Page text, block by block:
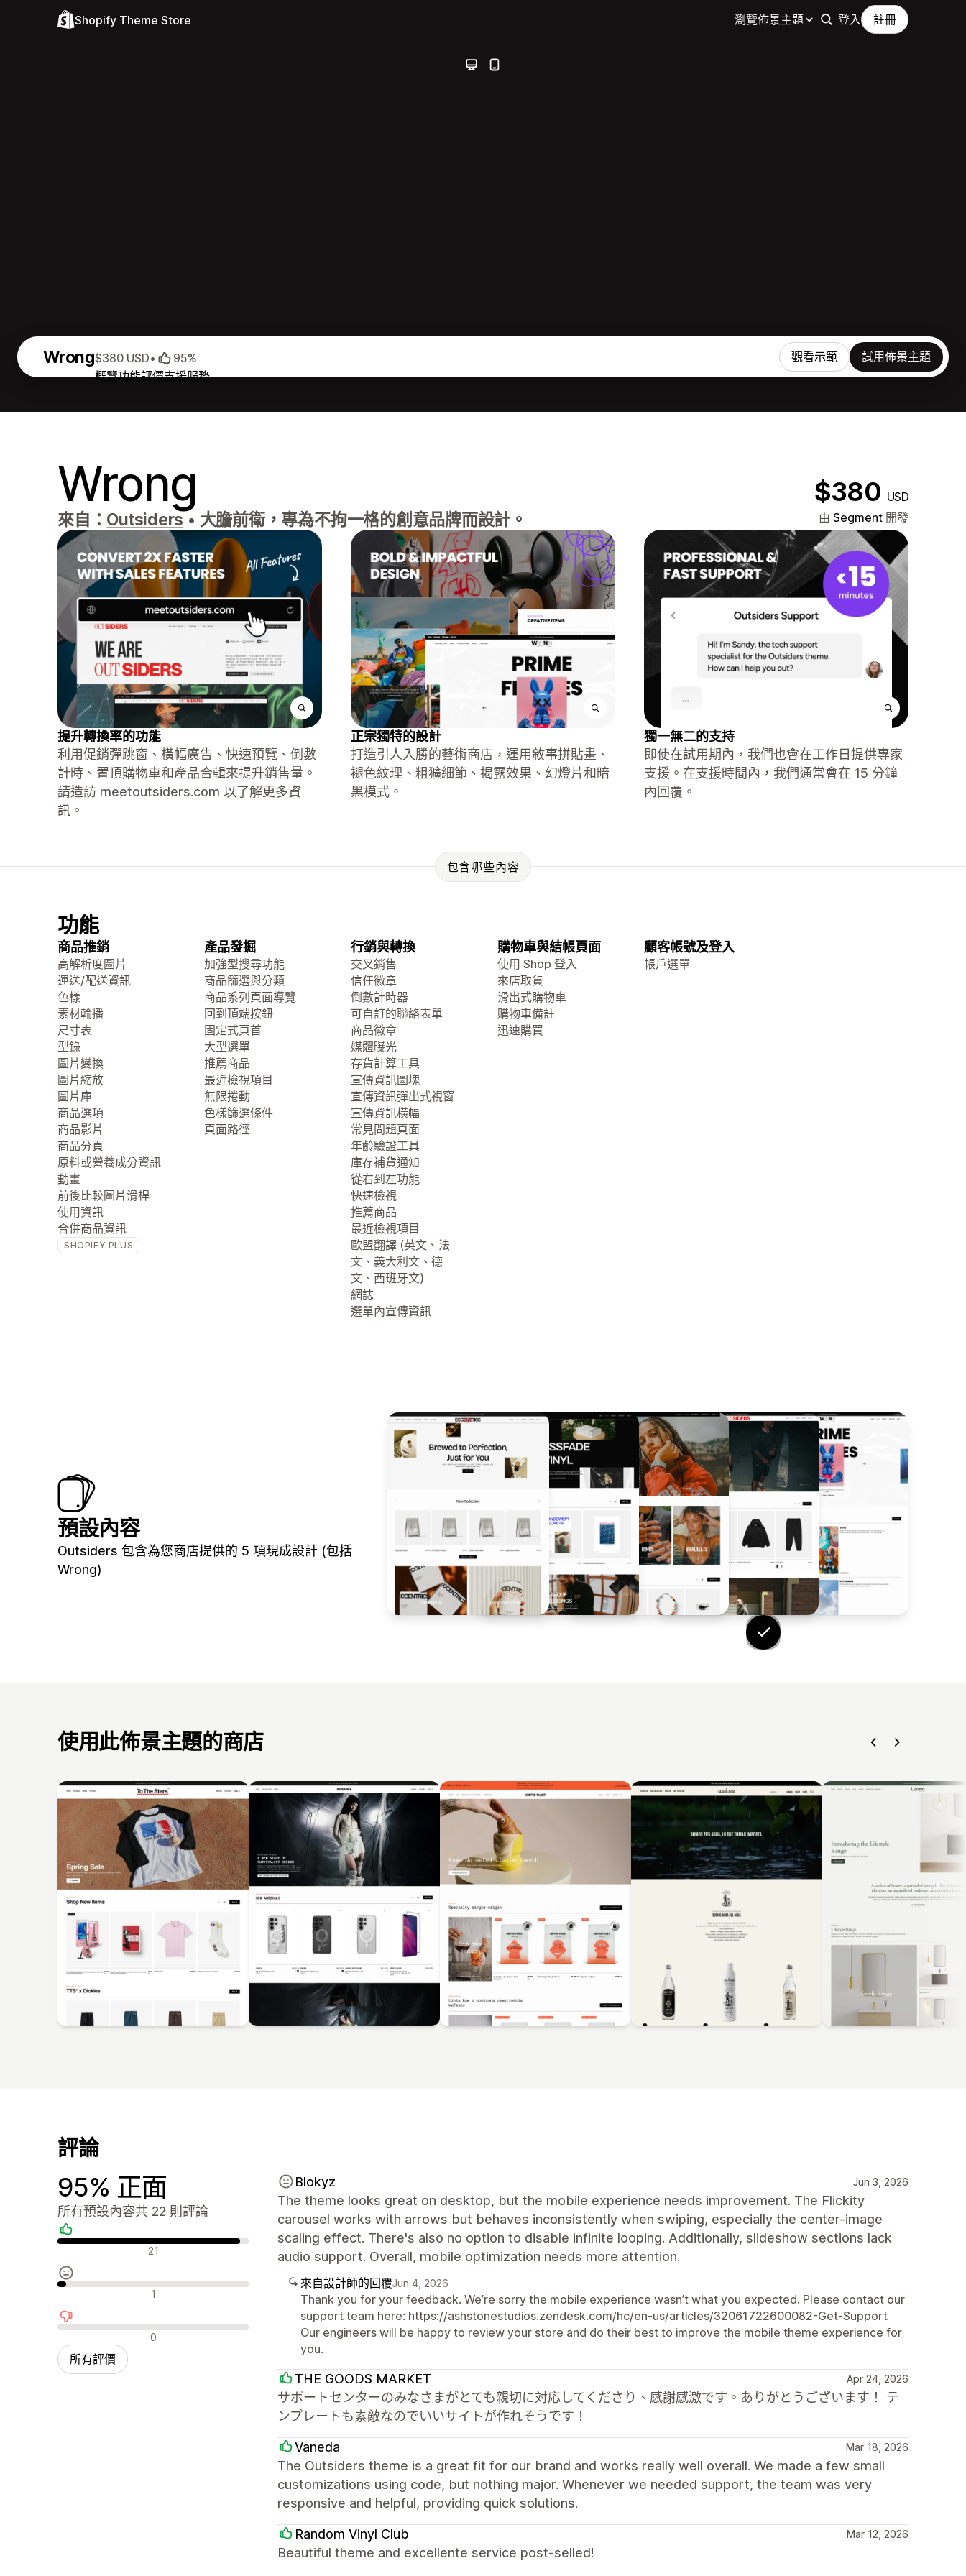
Shopify Theme Store 瀏覽佈景主題 登入 註冊
Wrong
概覽功能評價支援服務
$380 USD• 95% 觀看示範 試用佈景主題
Wrong $380 USD
來自： Outsiders • 大膽前衛，專為不拘一格的創意品牌而設計。 由 Segment 開發
提升轉換率的功能
利用促銷彈跳窗、橫幅廣告、快速預覽、倒數
計時、置頂購物車和產品合輯來提升銷售量。
請造訪 meetoutsiders.com 以了解更多資
訊。
正宗獨特的設計
打造引人入勝的藝術商店，運用敘事拼貼畫、
褪色紋理、粗獷細節、揭露效果、幻燈片和暗
黑模式。
獨一無二的支持
即使在試用期內，我們也會在工作日提供專家
支援。在支援時間內，我們通常會在 15 分鐘
內回覆。
包含哪些內容
功能
商品推銷
高解析度圖片
運送/配送資訊
色樣
素材輪播
尺寸表
型錄
圖片變換
圖片縮放
圖片庫
商品選項
商品影片
商品分頁
原料或營養成分資訊
動畫
前後比較圖片滑桿
使用資訊
合併商品資訊
SHOPIFY PLUS
產品發掘
加強型搜尋功能
商品篩選與分類
商品系列頁面導覽
回到頂端按鈕
固定式頁首
大型選單
推薦商品
最近檢視項目
無限捲動
色樣篩選條件
頁面路徑
行銷與轉換
交叉銷售
信任徽章
倒數計時器
可自訂的聯絡表單
商品徽章
媒體曝光
存貨計算工具
宣傳資訊圖塊
宣傳資訊彈出式視窗
宣傳資訊橫幅
常見問題頁面
年齡驗證工具
庫存補貨通知
從右到左功能
快速檢視
推薦商品
最近檢視項目
歐盟翻譯 (英文、法
文、義大利文、德
文、西班牙文)
網誌
選單內宣傳資訊
購物車與結帳頁面
使用 Shop 登入
來店取貨
滑出式購物車
購物車備註
迅速購買
顧客帳號及登入
帳戶選單
預設內容
Outsiders 包含為您商店提供的 5 項現成設計 (包括
Wrong)
使用此佈景主題的商店
評論
95% 正面
所有預設內容共 22 則評論
正面評論 21
中立評論 1
負面評論 0
所有評價
Blokyz Jun 3, 2026
The theme looks great on desktop, but the mobile experience needs improvement. The Flickity
carousel works with arrows but behaves inconsistently when swiping, especially the center-image
scaling effect. There's also no option to disable infinite looping. Additionally, slideshow sections lack
audio support. Overall, mobile optimization needs more attention.
來自設計師的回覆Jun 4, 2026
Thank you for your feedback. We’re sorry the mobile experience wasn’t what you expected. Please contact our
support team here: https://ashstonestudios.zendesk.com/hc/en-us/articles/32061722600082-Get-Support
Our engineers will be happy to review your store and do their best to improve the mobile theme experience for
you.
THE GOODS MARKET Apr 24, 2026
サポートセンターのみなさまがとても親切に対応してくださり、感謝感激です。ありがとうございます！ テ
ンプレートも素敵なのでいいサイトが作れそうです！
Vaneda Mar 18, 2026
The Outsiders theme is a great fit for our brand and works really well overall. We made a few small
customizations using code, but nothing major. Whenever we needed support, the team was very
responsive and helpful, providing quick solutions.
Random Vinyl Club Mar 12, 2026
Beautiful theme and excellente service post-selled!